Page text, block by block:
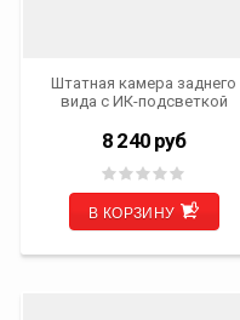
Штатная камера заднего
вида с ИК-подсветкой
FIAT/ PEUGEOT
8 240 руб
В КОРЗИНУ